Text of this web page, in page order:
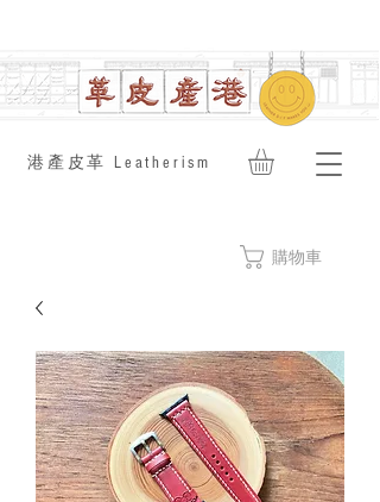
​港產皮革 Leatherism
購物車